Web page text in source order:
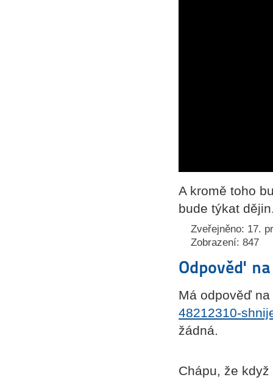
A kromě toho
bude týkat
Zveřejněno: 17.
Zobrazení: 847
Odpověď
Má odpověď
48212310-
žádná.
Chápu, že